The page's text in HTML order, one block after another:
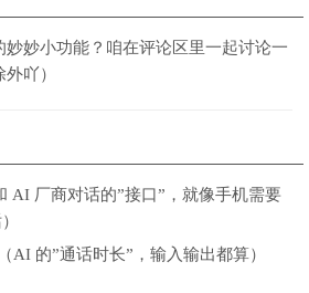
妙小功能？咱在评论区里一起讨论一
吖）
AI 厂商对话的”接口”，就像手机需要
AI 的”通话时长”，输入输出都算）